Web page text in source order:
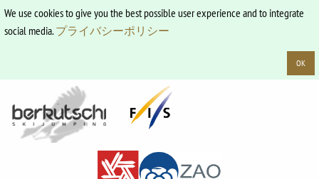
We use cookies to give you the best possible user experience and to integrate
social media.プライバシーポリシー
OK